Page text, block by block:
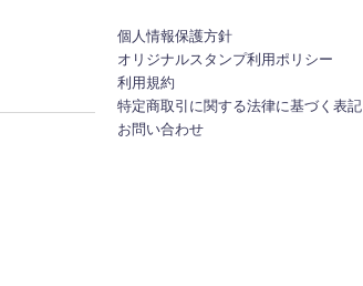
個人情報保護方針
オリジナルスタンプ利用ポリシー
利用規約
特定商取引に関する法律に基づく表記
お問い合わせ